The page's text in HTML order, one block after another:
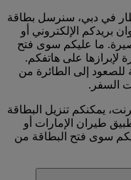
في دبي، سنرسل بطاقة
بريدكم الإلكتروني أو
ما عليكم سوى فتح
لإبرازها على هاتفكم.
للصعود إلى الطائرة من
السفر.
يمكنكم تنزيل البطاقة
طيران الإمارات أو
سوى فتح البطاقة من